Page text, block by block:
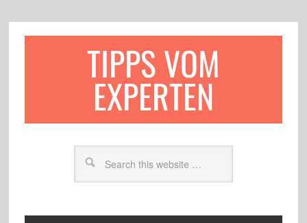
TIPPS VOM
EXPERTEN